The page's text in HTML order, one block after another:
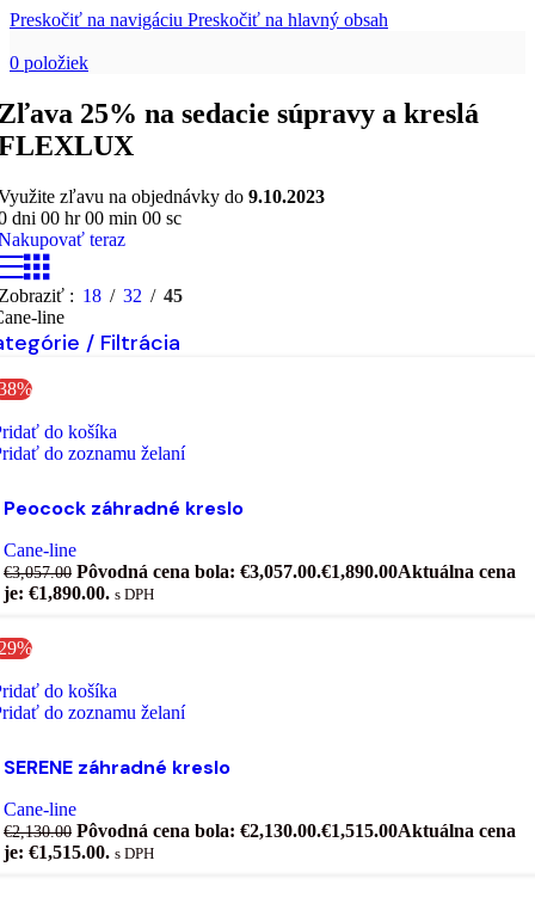
Preskočiť na navigáciu Preskočiť na hlavný obsah
0 položiek
25% na sedacie súpravy a kreslá
zľavu na objednávky do 9.10.2023
dni 00 hr00 min 00 sc
teraz
18 32
45
line
/ Filtrácia
do košíka
do zoznamu želaní
Peocock záhradné kreslo
Cane-line
€3,057.00 Pôvodná cena bola: €3,057.00.€1,890.00Aktuálna cena
je: €1,890.00. s DPH
do košíka
do zoznamu želaní
SERENE záhradné kreslo
Cane-line
€2,130.00 Pôvodná cena bola: €2,130.00.€1,515.00Aktuálna cena
je: €1,515.00. s DPH